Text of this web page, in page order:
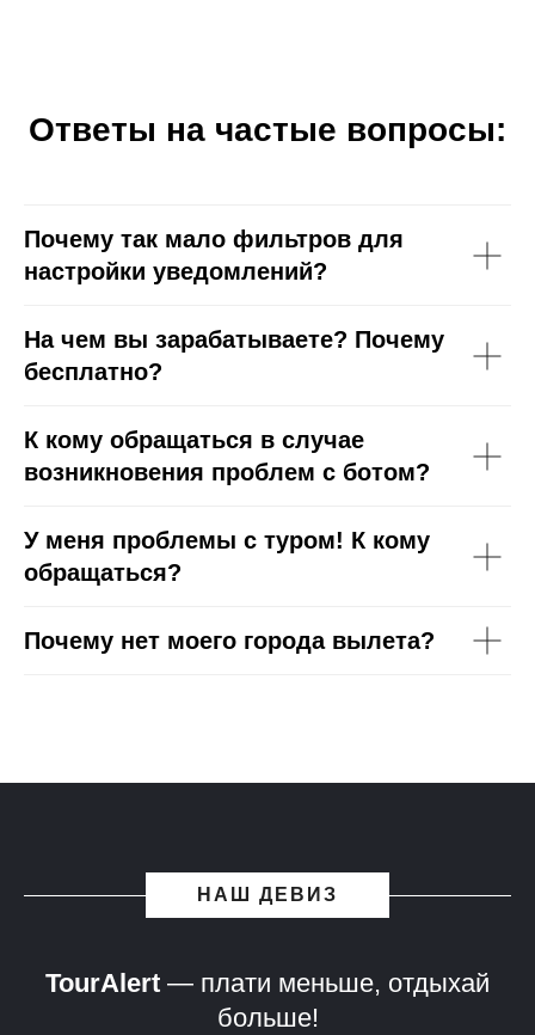
Ответы на частые вопросы:
Почему так мало фильтров для
настройки уведомлений?
На чем вы зарабатываете? Почему
бесплатно?
К кому обращаться в случае
возникновения проблем с ботом?
У меня проблемы с туром! К кому
обращаться?
Почему нет моего города вылета?
НАШ ДЕВИЗ
TourAlert — плати меньше, отдыхай
больше!